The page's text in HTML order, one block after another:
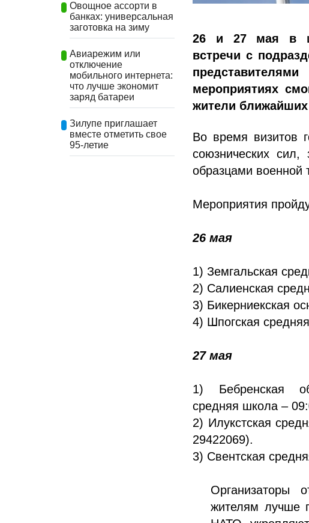
Овощное ассорти в
банках: универсальная
заготовка на зиму
Авиарежим или
отключение
мобильного интернета:
что лучше экономит
заряд батареи
Зилупе приглашает
вместе отметить свое
95-летие
26 и 27 мая в
встречи с
мероприятиях
жители
Во время визитов
союзнических
образцами военной
Мероприятия
26 мая
1) Земгальская
2) Салиенская
3) Бикерниекская
4) Шпогская
27 мая
1) Бебренская
средняя школа –
2) Илукстская
29422069).
3) Свентская
Организаторы
жителям лучше